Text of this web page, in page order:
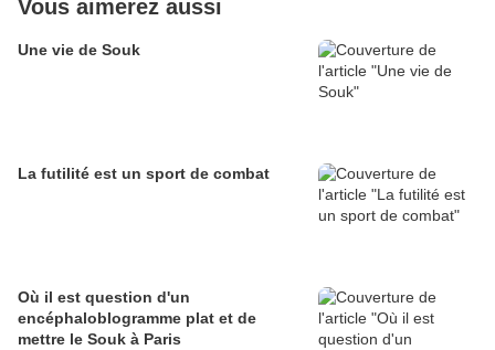
Vous aimerez aussi
Une vie de Souk
La futilité est un sport de combat
Où il est question d'un
encéphaloblogramme plat et de
mettre le Souk à Paris